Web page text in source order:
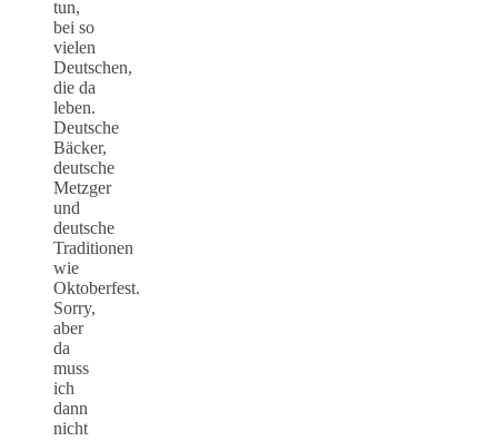
tun,
bei so
vielen
Deutschen,
die da
leben.
Deutsche
Bäcker,
deutsche
Metzger
und
deutsche
Traditionen
wie
Oktoberfest.
Sorry,
aber
da
muss
ich
dann
nicht